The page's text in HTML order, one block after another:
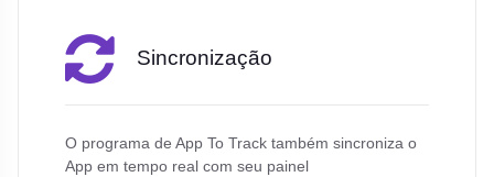
Sincronização
O programa de App To Track também sincroniza o
App em tempo real com seu painel